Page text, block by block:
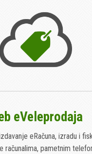
eVeleprodaja
eRačuna, izradu i
računalima, pametnim